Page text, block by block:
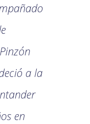
a la
en